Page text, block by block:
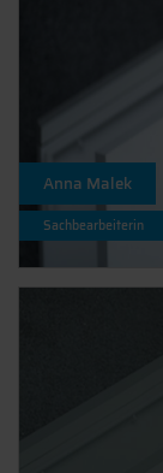
Anna Malek
Sachbearbeiterin